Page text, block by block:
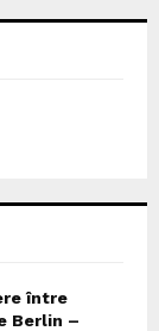
între
Berlin –